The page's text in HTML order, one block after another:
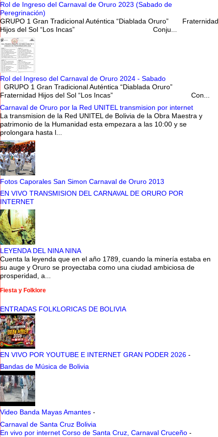
Rol de Ingreso del Carnaval de Oruro 2023 (Sabado de
Peregrinación)
GRUPO 1 Gran Tradicional Auténtica “Diablada Oruro” Fraternidad
Hijos del Sol “Los Incas” Conju...
Rol del Ingreso del Carnaval de Oruro 2024 - Sabado
GRUPO 1 Gran Tradicional Auténtica “Diablada Oruro”
Fraternidad Hijos del Sol “Los Incas” Con...
Carnaval de Oruro por la Red UNITEL transmision por internet
La transmision de la Red UNITEL de Bolivia de la Obra Maestra y
patrimonio de la Humanidad esta empezara a las 10:00 y se
prolongara hasta l...
Fotos Caporales San Simon Carnaval de Oruro 2013
EN VIVO TRANSMISION DEL CARNAVAL DE ORURO POR
INTERNET
LEYENDA DEL NINA NINA
Cuenta la leyenda que en el año 1789, cuando la minería estaba en
su auge y Oruro se proyectaba como una ciudad ambiciosa de
prosperidad, a...
Fiesta y Folklore
ENTRADAS FOLKLORICAS DE BOLIVIA
EN VIVO POR YOUTUBE E INTERNET GRAN PODER 2026 -
Bandas de Música de Bolivia
Video Banda Mayas Amantes -
Carnaval de Santa Cruz Bolivia
En vivo por internet Corso de Santa Cruz, Carnaval Cruceño -